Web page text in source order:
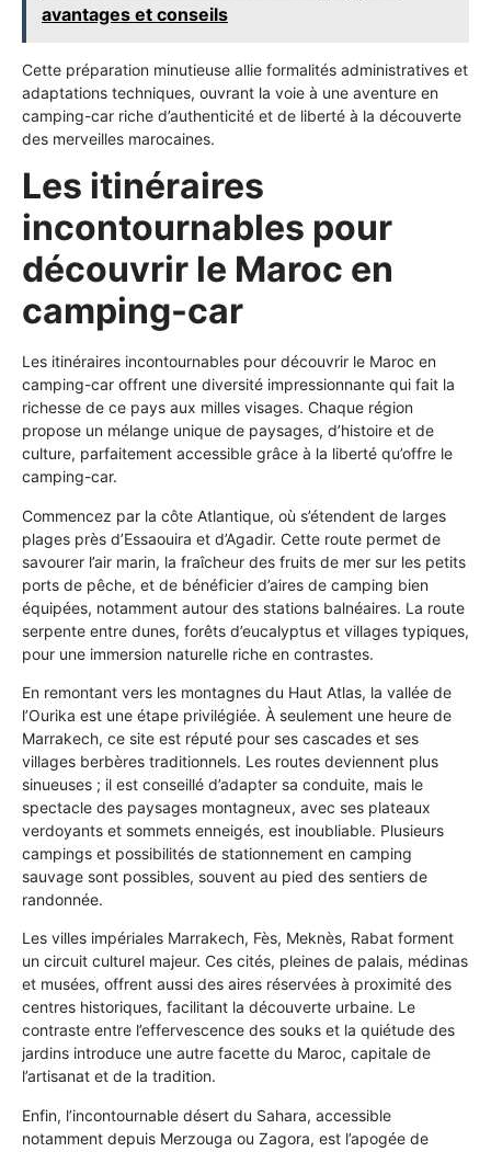
avantages et conseils
Cette préparation minutieuse allie formalités administratives et
adaptations techniques, ouvrant la voie à une aventure en
camping-car riche d’authenticité et de liberté à la découverte
des merveilles marocaines.
Les itinéraires
incontournables pour
découvrir le Maroc en
camping-car
Les itinéraires incontournables pour découvrir le Maroc en
camping-car offrent une diversité impressionnante qui fait la
richesse de ce pays aux milles visages. Chaque région
propose un mélange unique de paysages, d’histoire et de
culture, parfaitement accessible grâce à la liberté qu’offre le
camping-car.
Commencez par la côte Atlantique, où s’étendent de larges
plages près d’Essaouira et d’Agadir. Cette route permet de
savourer l’air marin, la fraîcheur des fruits de mer sur les petits
ports de pêche, et de bénéficier d’aires de camping bien
équipées, notamment autour des stations balnéaires. La route
serpente entre dunes, forêts d’eucalyptus et villages typiques,
pour une immersion naturelle riche en contrastes.
En remontant vers les montagnes du Haut Atlas, la vallée de
l’Ourika est une étape privilégiée. À seulement une heure de
Marrakech, ce site est réputé pour ses cascades et ses
villages berbères traditionnels. Les routes deviennent plus
sinueuses ; il est conseillé d’adapter sa conduite, mais le
spectacle des paysages montagneux, avec ses plateaux
verdoyants et sommets enneigés, est inoubliable. Plusieurs
campings et possibilités de stationnement en camping
sauvage sont possibles, souvent au pied des sentiers de
randonnée.
Les villes impériales Marrakech, Fès, Meknès, Rabat forment
un circuit culturel majeur. Ces cités, pleines de palais, médinas
et musées, offrent aussi des aires réservées à proximité des
centres historiques, facilitant la découverte urbaine. Le
contraste entre l’effervescence des souks et la quiétude des
jardins introduce une autre facette du Maroc, capitale de
l’artisanat et de la tradition.
Enfin, l’incontournable désert du Sahara, accessible
notamment depuis Merzouga ou Zagora, est l’apogée de